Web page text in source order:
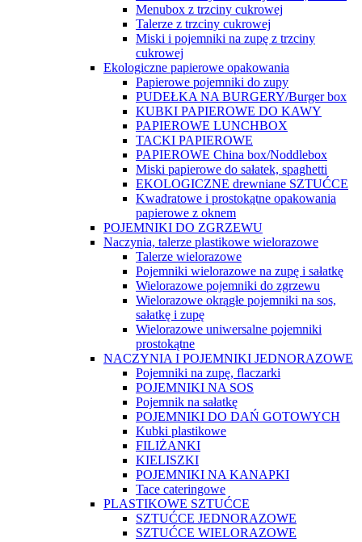
Menubox z trzciny cukrowej
Talerze z trzciny cukrowej
Miski i pojemniki na zupę z trzciny
cukrowej
Ekologiczne papierowe opakowania
Papierowe pojemniki do zupy
PUDEŁKA NA BURGERY/Burger box
KUBKI PAPIEROWE DO KAWY
PAPIEROWE LUNCHBOX
TACKI PAPIEROWE
PAPIEROWE China box/Noddlebox
Miski papierowe do sałatek, spaghetti
EKOLOGICZNE drewniane SZTUĆCE
Kwadratowe i prostokątne opakowania
papierowe z oknem
POJEMNIKI DO ZGRZEWU
Naczynia, talerze plastikowe wielorazowe
Talerze wielorazowe
Pojemniki wielorazowe na zupę i sałatkę
Wielorazowe pojemniki do zgrzewu
Wielorazowe okrągłe pojemniki na sos,
sałatkę i zupę
Wielorazowe uniwersalne pojemniki
prostokątne
NACZYNIA I POJEMNIKI JEDNORAZOWE
Pojemniki na zupę, flaczarki
POJEMNIKI NA SOS
Pojemnik na sałatkę
POJEMNIKI DO DAŃ GOTOWYCH
Kubki plastikowe
FILIŻANKI
KIELISZKI
POJEMNIKI NA KANAPKI
Tace cateringowe
PLASTIKOWE SZTUĆCE
SZTUĆCE JEDNORAZOWE
SZTUĆCE WIELORAZOWE